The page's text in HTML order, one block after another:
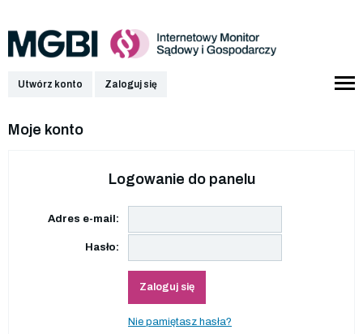
Utwórz konto Zaloguj się
Moje konto
Logowanie do panelu
Adres e-mail:
Hasło:
Zaloguj się
Nie pamiętasz hasła?